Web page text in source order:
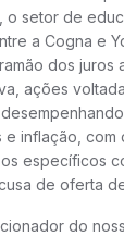
o setor de
a Cogna e
dos juros
ações
inflação, com
específicos
de oferta
do